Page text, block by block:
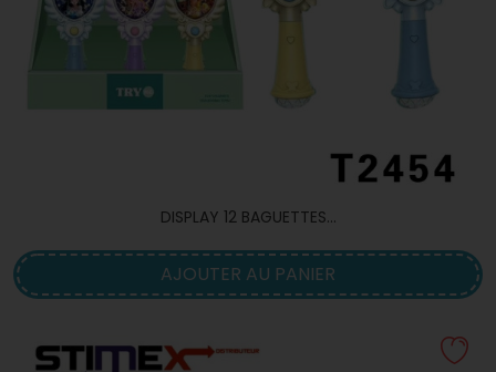
DISPLAY 12 BAGUETTES...
AJOUTER AU PANIER